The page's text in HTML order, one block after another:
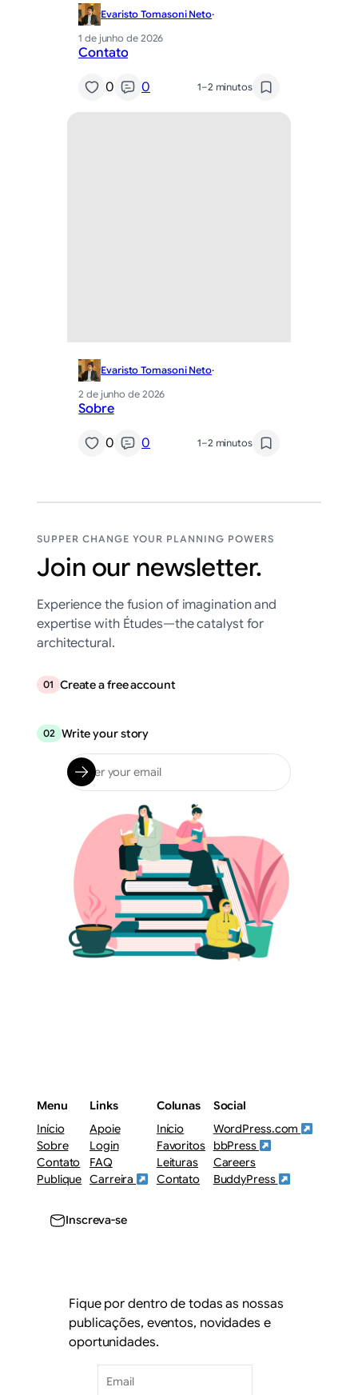
Evaristo Tomasoni Neto·
1 de junho de 2026
Contato
0 0 1–2 minutos
Evaristo Tomasoni Neto·
2 de junho de 2026
Sobre
0 0 1–2 minutos
SUPPER CHANGE YOUR PLANNING POWERS
Join our newsletter.
Experience the fusion of imagination and
expertise with Études—the catalyst for
architectural.
01 Create a free account
02 Write your story
Menu
Início
Sobre
Contato
Publique
Links
Apoie
Login
FAQ
Carreira
Colunas
Início
Favoritos
Leituras
Contato
Social
WordPress.com
bbPress
Careers
BuddyPress
Inscreva-se
Fique por dentro de todas as nossas
publicações, eventos, novidades e
oportunidades.